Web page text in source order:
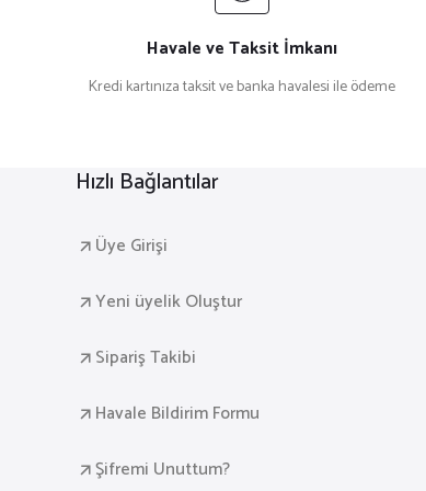
Havale ve Taksit İmkanı
Kredi kartınıza taksit ve banka havalesi ile ödeme
Hızlı Bağlantılar
Üye Girişi
Yeni üyelik Oluştur
Sipariş Takibi
Havale Bildirim Formu
Şifremi Unuttum?